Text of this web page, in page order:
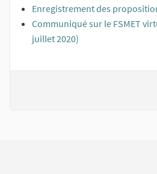
Enregistrement des
Communiqué sur le FSMET
juillet 2020)